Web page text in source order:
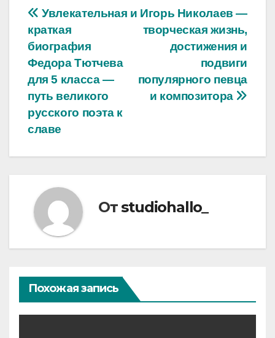
Навигация
по
записям
Игорь Николаев —
творческая жизнь,
достижения и
подвиги
популярного певца
и композитора
Увлекательная и
краткая
биография
Федора Тютчева
для 5 класса —
путь великого
русского поэта к
славе
Отstudiohallo_
Похожая запись